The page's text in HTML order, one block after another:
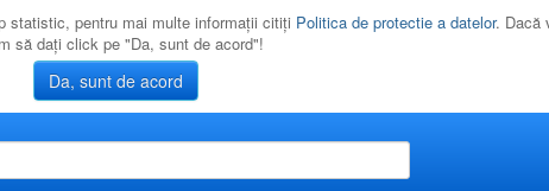
statistic, pentru mai multe informaţii citiţi Politica de protectie a datelor. Dacă
să daţi click pe "Da, sunt de acord"!
Da, sunt de acord